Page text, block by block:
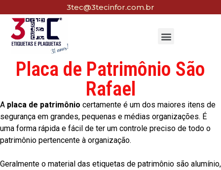
3tec@3tecinfor.com.br
Placa de Patrimônio São
Rafael
A placa de patrimônio certamente é um dos maiores itens de
segurança em grandes, pequenas e médias organizações. É
uma forma rápida e fácil de ter um controle preciso de todo o
patrimônio pertencente à organização.
Geralmente o material das etiquetas de patrimônio são alumínio,